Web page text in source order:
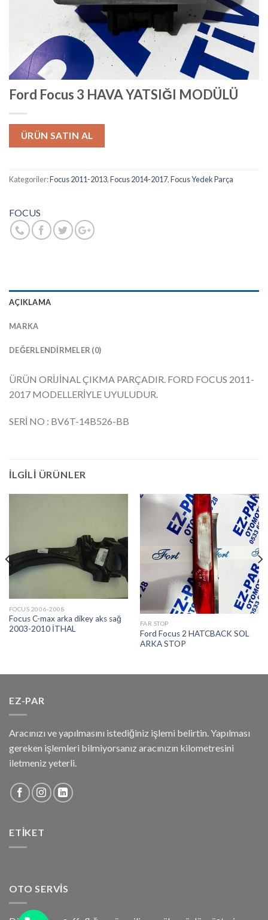
Ford Focus 3 HAVA YATSIĞI MODÜLÜ
ÜRÜN SATIN AL
Kategoriler:Focus 2011-2013,Focus 2014-2017,Focus Yedek Parça
FOCUS
AÇIKLAMA
MARKA
DEĞERLENDIRMELER (0)
ÜRÜN ORİJİNAL ÇIKMA PARÇADIR. FORD FOCUS 2011-
2017 MODELLERİYLE UYULUDUR.
SERİ NO : BV6T-14B526-BB
İLGILI ÜRÜNLER
FOCUS 2006-2008
Focus C-max arka dikey aks sağ
2003-2010 İTHAL
FAR STOP
Ford Focus 2 HATCBACK SOL
ARKA STOP
EZ-PAR
Aracınızı ve yapılmasını istediğiniz işlemi belirtin. Yapılması
gereken işlemleri bilmiyorsanız aracınızın kilometresini
iletmeniz yeterli.
ETIKET
OTO SERVIS